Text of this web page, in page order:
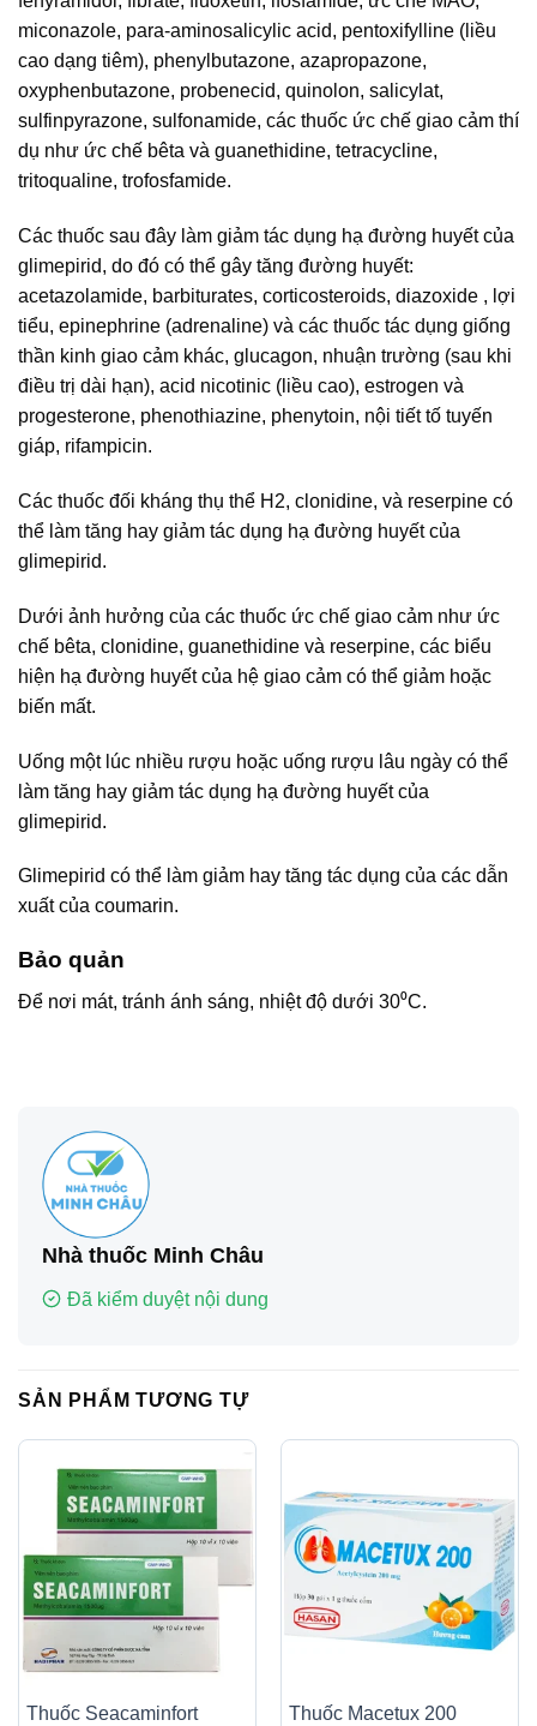
miconazole, para-aminosalicylic acid, pentoxifylline (liều
cao dạng tiêm), phenylbutazone, azapropazone,
oxyphenbutazone, probenecid, quinolon, salicylat,
sulfinpyrazone, sulfonamide, các thuốc ức chế giao cảm thí
dụ như ức chế bêta và guanethidine, tetracycline,
tritoqualine, trofosfamide.
Các thuốc sau đây làm giảm tác dụng hạ đường huyết của
glimepirid, do đó có thể gây tăng đường huyết:
acetazolamide, barbiturates, corticosteroids, diazoxide , lợi
tiểu, epinephrine (adrenaline) và các thuốc tác dụng giống
thần kinh giao cảm khác, glucagon, nhuận trường (sau khi
điều trị dài hạn), acid nicotinic (liều cao), estrogen và
progesterone, phenothiazine, phenytoin, nội tiết tố tuyến
giáp, rifampicin.
Các thuốc đối kháng thụ thể H2, clonidine, và reserpine có
thể làm tăng hay giảm tác dụng hạ đường huyết của
glimepirid.
Dưới ảnh hưởng của các thuốc ức chế giao cảm như ức
chế bêta, clonidine, guanethidine và reserpine, các biểu
hiện hạ đường huyết của hệ giao cảm có thể giảm hoặc
biến mất.
Uống một lúc nhiều rượu hoặc uống rượu lâu ngày có thể
làm tăng hay giảm tác dụng hạ đường huyết của
glimepirid.
Glimepirid có thể làm giảm hay tăng tác dụng của các dẫn
xuất của coumarin.
Bảo quản
Để nơi mát, tránh ánh sáng, nhiệt độ dưới 30⁰C.
Nhà thuốc Minh Châu
Đã kiểm duyệt nội dung
SẢN PHẨM TƯƠNG TỰ
Thuốc Seacaminfort
Thuốc Macetux 200